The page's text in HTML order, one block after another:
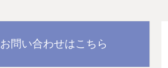
お問い合わせはこちら